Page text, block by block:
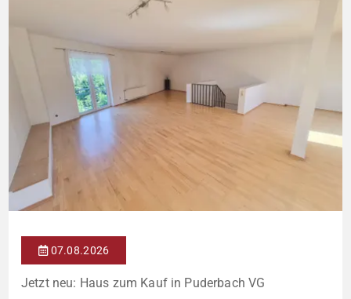
07.08.2026
Jetzt neu: Haus zum Kauf in Puderbach VG